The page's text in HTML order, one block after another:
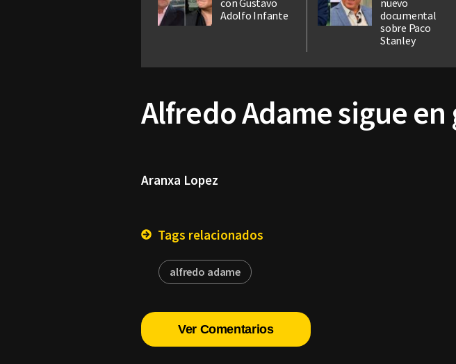
con Gustavo
Adolfo Infante
nuevo
documental
sobre Paco
Stanley
Alfredo Adame sigue
Aranxa Lopez
Tags relacionados
alfredo adame
Ver Comentarios